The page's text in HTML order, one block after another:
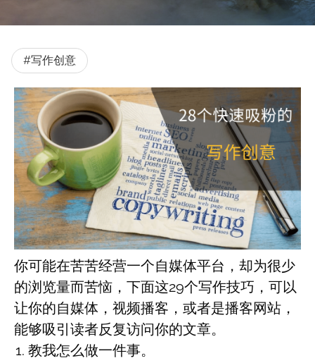
#写作创意
你可能在苦苦经营一个自媒体平台，却为很少
的浏览量而苦恼，下面这29个写作技巧，可以
让你的自媒体，视频播客，或者是播客网站，
能够吸引读者反复访问你的文章。
教我怎么做一件事。